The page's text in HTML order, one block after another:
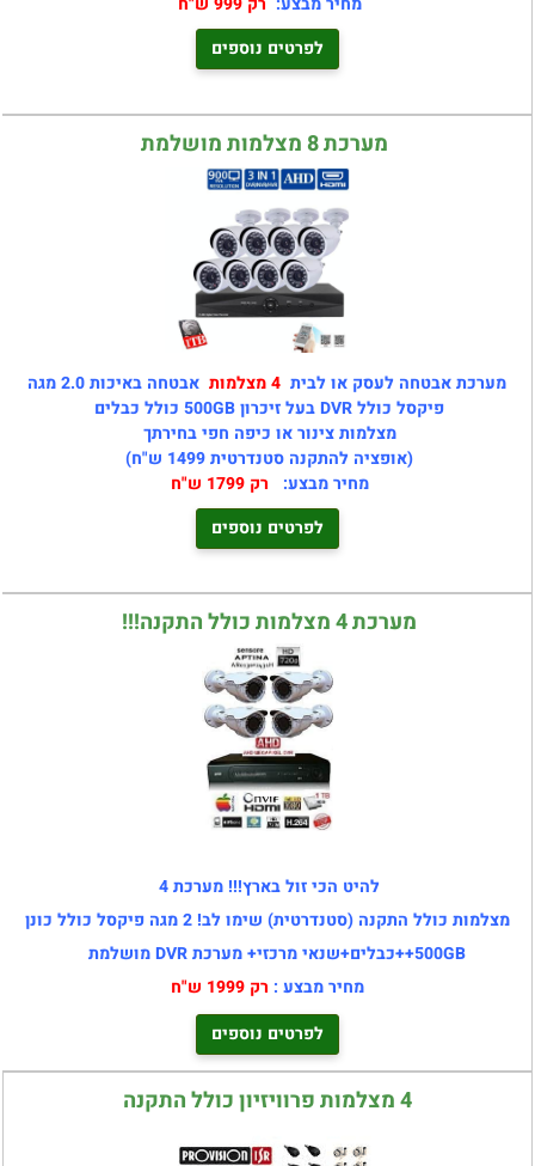
לפרטים נוספים
מערכת 8 מצלמות מושלמת
מערכת אבטחה לעסק או לבית 4 מצלמות
אבטחה באיכות 2.0 מגה
פיקסל כולל DVR בעל זיכרון 500GB כולל כבלים
מצלמות צינור או כיפה חפי בחירתך
(אופציה להתקנה סטנדרטית 1499 ש"ח)
מחיר מבצע: רק 1799 ש"ח
לפרטים נוספים
מערכת 4 מצלמות כולל התקנה!!!
להיט הכי זול בארץ!!! מערכת 4
מצלמות כולל התקנה (סטנדרטית) שימו לב! 2 מגה פיקסל כולל כונן
500GB++כבלים+שנאי מרכזי+
מערכת DVR
מושלמת
מחיר מבצע : רק 1999 ש"ח
לפרטים נוספים
4 מצלמות פרוויזיון כולל התקנה